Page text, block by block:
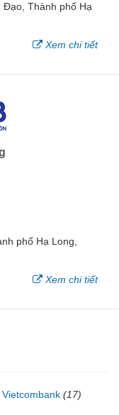
Thành phố Hạ
Xem chi tiết
phố Hạ Long,
Xem chi tiết
Vietcombank (17)